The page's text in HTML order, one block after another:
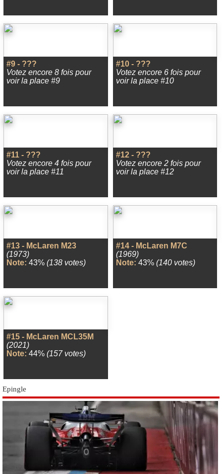
#9 - ???
Votez encore 8 fois pour
voir la place #9
#10 - ???
Votez encore 6 fois pour
voir la place #10
#11 - ???
Votez encore 4 fois pour
voir la place #11
#12 - ???
Votez encore 2 fois pour
voir la place #12
#13 - McLaren M23
(1973)
Note: 43% (138 votes)
#14 - McLaren M7C
(1969)
Note: 43% (140 votes)
#15 - McLaren MCL35M
(2021)
Note: 44% (157 votes)
Epingle